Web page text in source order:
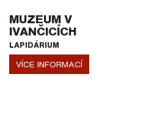
MUZEUM V
IVANČICÍCH
LAPIDÁRIUM
VÍCE INFORMACÍ